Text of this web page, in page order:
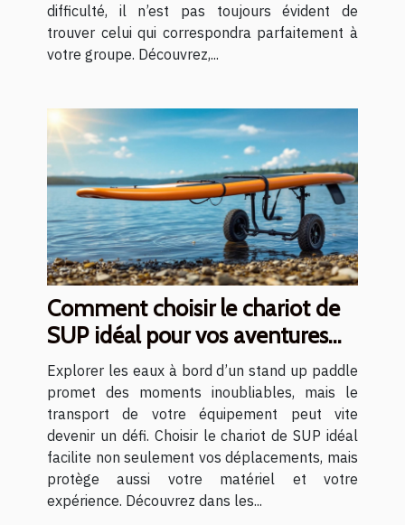
difficulté, il n’est pas toujours évident de
trouver celui qui correspondra parfaitement à
votre groupe. Découvrez,...
Comment choisir le chariot de
SUP idéal pour vos aventures
aquatiques ?
Explorer les eaux à bord d’un stand up paddle
promet des moments inoubliables, mais le
transport de votre équipement peut vite
devenir un défi. Choisir le chariot de SUP idéal
facilite non seulement vos déplacements, mais
protège aussi votre matériel et votre
expérience. Découvrez dans les...